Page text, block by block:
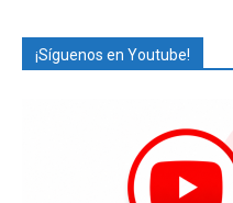
¡Síguenos en Youtube!